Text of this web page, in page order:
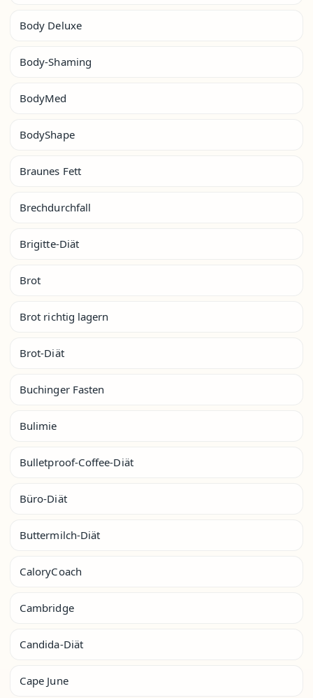
Body Deluxe
Body-Shaming
BodyMed
BodyShape
Braunes Fett
Brechdurchfall
Brigitte-Diät
Brot
Brot richtig lagern
Brot-Diät
Buchinger Fasten
Bulimie
Bulletproof-Coffee-Diät
Büro-Diät
Buttermilch-Diät
CaloryCoach
Cambridge
Candida-Diät
Cape June